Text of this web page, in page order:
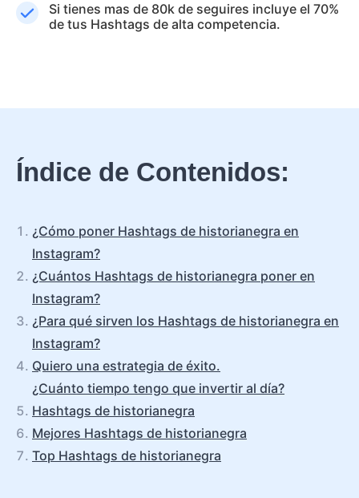
Si tienes mas de 80k de seguires incluye el 70%
de tus Hashtags de alta competencia.
Índice de Contenidos:
¿Cómo poner Hashtags de historianegra en
Instagram?
¿Cuántos Hashtags de historianegra poner en
Instagram?
¿Para qué sirven los Hashtags de historianegra en
Instagram?
Quiero una estrategia de éxito.
¿Cuánto tiempo tengo que invertir al día?
Hashtags de historianegra
Mejores Hashtags de historianegra
Top Hashtags de historianegra